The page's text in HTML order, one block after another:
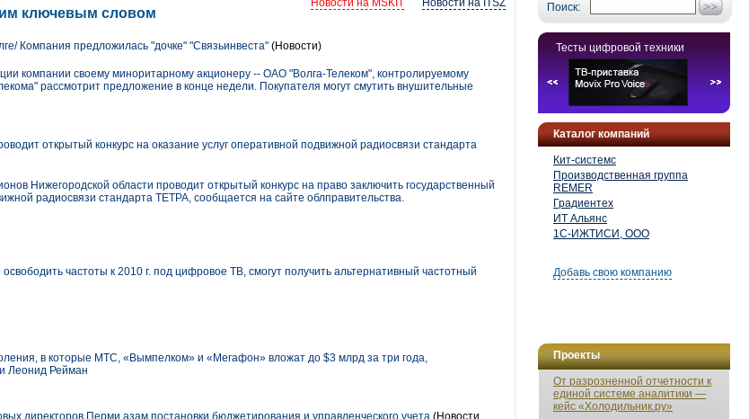
Поиск:
Тесты цифровой техники
Каталог компаний
Кит-системс
Производственная группа
REMER
Градиентех
ИТ Альянс
1С-ИЖТИСИ, ООО
Добавь свою компанию
Проекты
От разрозненной отчетности к
единой системе аналитики —
кейс «Холодильник.ру»
Новости на ITSZ
Новости на MSKIT
ключевым словом
Компания предложилась "дочке" "Связьинвеста" (Новости)
компании своему миноритарному акционеру -- ОАО "Волга-Телеком", контролируемому
рассмотрит предложение в конце недели. Покупателя могут смутить внушительные
открытый конкурс на оказание услуг оперативной подвижной радиосвязи стандарта
Нижегородской области проводит открытый конкурс на право заключить государственный
радиосвязи стандарта ТЕТРА, сообщается на сайте облправительства.
частоты к 2010 г. под цифровое ТВ, смогут получить альтернативный частотный
в которые МТС, «Вымпелком» и «Мегафон» вложат до $3 млрд за три года,
Леонид Рейман
директоров Перми азам постановки бюджетирования и управленческого учета (Новости